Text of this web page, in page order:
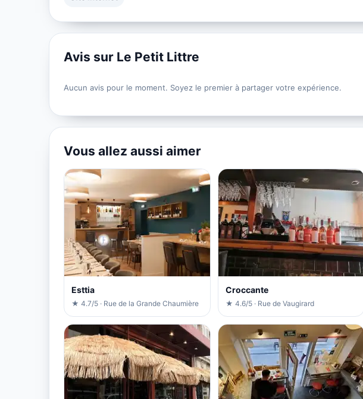
Avis sur Le Petit Littre
Aucun avis pour le moment. Soyez le premier à partager votre expérience.
Vous allez aussi aimer
Esttia
★ 4.7/5 · Rue de la Grande Chaumière
Croccante
★ 4.6/5 · Rue de Vaugirard